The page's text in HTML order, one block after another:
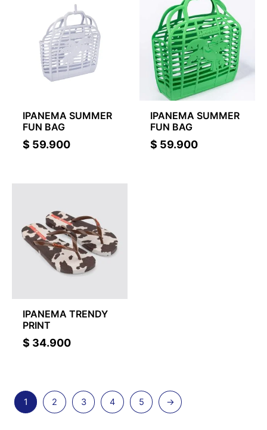
IPANEMA SUMMER
FUN BAG
$ 59.900
IPANEMA SUMMER
FUN BAG
$ 59.900
IPANEMA TRENDY
PRINT
$ 34.900
1 2 3 4 5 →